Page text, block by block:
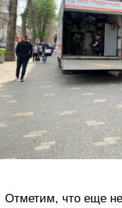
Отметим, что еще